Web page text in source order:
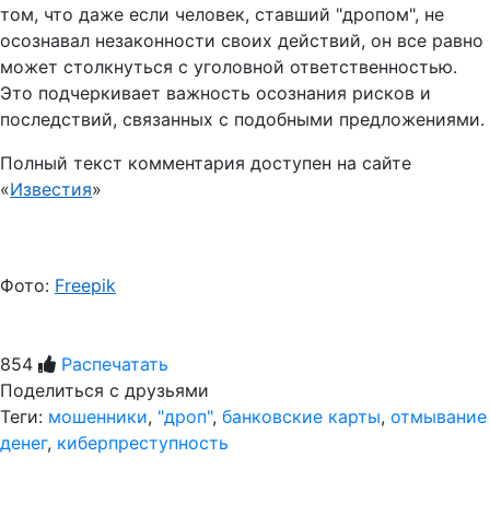
том, что даже если человек, ставший "дропом", не
осознавал незаконности своих действий, он все равно
может столкнуться с уголовной ответственностью.
Это подчеркивает важность осознания рисков и
последствий, связанных с подобными предложениями.
Полный текст комментария доступен на сайте
«Известия»
Фото: Freepik
854
Распечатать
Поделиться с друзьями
Теги: мошенники, "дроп", банковские карты, отмывание
денег, киберпреступность